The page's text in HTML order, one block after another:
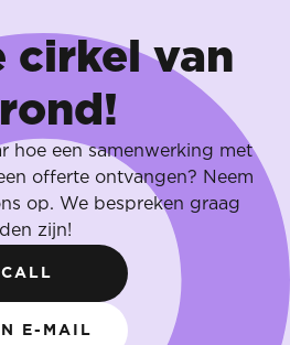
cirkel van
hoe een samenwerking met
offerte ontvangen? Neem
op. We bespreken graag
zijn!
E-MAIL